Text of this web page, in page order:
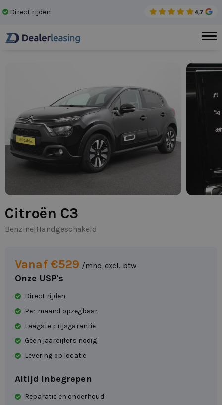
Direct rijden
Citroën C3
Benzine Handgeschakeld
Vanaf €529 /mnd excl. btw
Onze USP's
Direct rijden
Per maand opzegbaar
Laagste prijsgarantie
Geen jaarcijfers nodig
Levering op locatie
Altijd inbegrepen
Reparatie en onderhoud